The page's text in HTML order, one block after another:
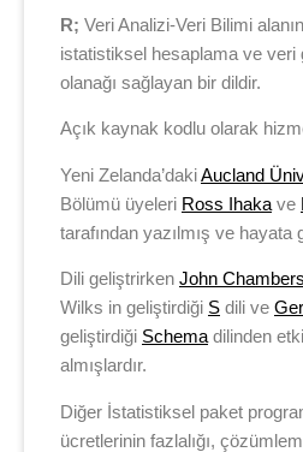
R; Veri Analizi-Veri Bilimi
istatistiksel hesaplama ve veri
olanağı sağlayan bir dildir.
Açık kaynak kodlu olarak
Yeni Zelanda’dakiAucland
Bölümü üyeleri Ross Ihaka ve
tarafından yazılmış ve hayata
Dili geliştrirken John Chambers
Wilks in geliştirdiği S dili ve
geliştirdiği Schemadilinden
almışlardır.
Diğer İstatistiksel paket
ücretlerinin fazlalığı,